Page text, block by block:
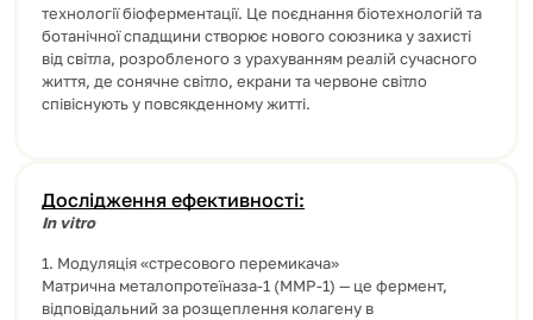
технології біоферментації. Це поєднання біотехнологій та
ботанічної спадщини створює нового союзника у захисті
від світла, розробленого з урахуванням реалій сучасного
життя, де сонячне світло, екрани та червоне світло
співіснують у повсякденному житті.
Дослідження ефективності:
In vitro
1. Модуляція «стресового перемикача»
Матрична металопротеїназа-1 (MMP-1) — це фермент,
відповідальний за розщеплення колагену в